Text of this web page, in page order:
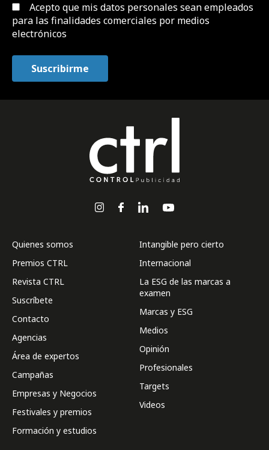
Acepto que mis datos personales sean empleados
para las finalidades comerciales por medios
electrónicos
Quienes somos
Premios CTRL
Revista CTRL
Suscríbete
Contacto
Agencias
Área de expertos
Campañas
Empresas y Negocios
Festivales y premios
Formación y estudios
Intangible pero cierto
Internacional
La ESG de las marcas a
examen
Marcas y ESG
Medios
Opinión
Profesionales
Targets
Videos